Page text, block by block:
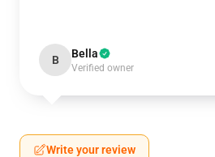
B Bella
Verified owner
Write your review